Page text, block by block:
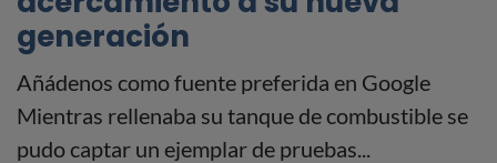
generación
Añádenos como fuente preferida en Google
Mientras rellenaba su tanque de combustible se
pudo captar un ejemplar de pruebas...